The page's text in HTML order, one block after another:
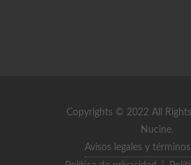
Copyrights © 2022 All
Nucine.
Avisos legales y